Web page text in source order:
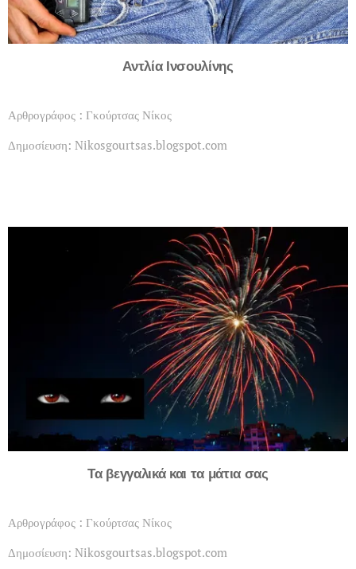
Αντλία Ινσουλίνης
Αρθρογράφος : Γκούρτσας Νίκος
Δημοσίευση: Nikosgourtsas.blogspot.com
Τα βεγγαλικά και τα μάτια σας
Αρθρογράφος : Γκούρτσας Νίκος
Δημοσίευση: Nikosgourtsas.blogspot.com